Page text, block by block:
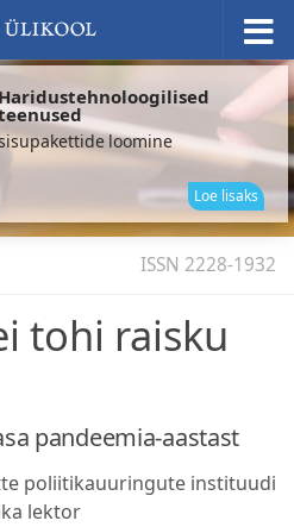
loomine
Loe lisaks
ISSN 2228-1932
tohi raisku
pandeemia-aastast
poliitikauuringute instituudi
lektor